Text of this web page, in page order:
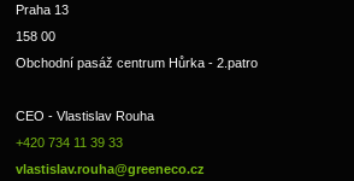
Praha 13
158 00
Obchodní pasáž centrum Hůrka - 2.patro
CEO - Vlastislav Rouha
+420 734 11 39 33
vlastislav.rouha@greeneco.cz